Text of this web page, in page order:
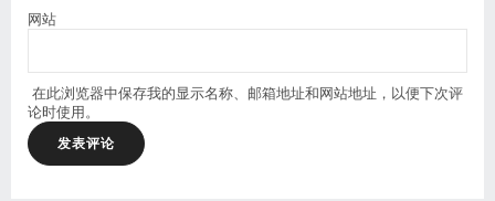
网站
在此浏览器中保存我的显示名称、邮箱地址和网站地址，以便下次评
论时使用。